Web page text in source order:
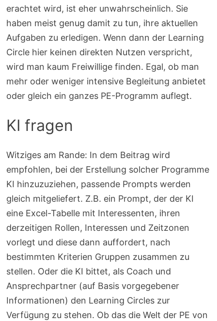
erachtet wird, ist eher unwahrscheinlich. Sie
haben meist genug damit zu tun, ihre aktuellen
Aufgaben zu erledigen. Wenn dann der Learning
Circle hier keinen direkten Nutzen verspricht,
wird man kaum Freiwillige finden. Egal, ob man
mehr oder weniger intensive Begleitung anbietet
oder gleich ein ganzes PE-Programm auflegt.
KI fragen
Witziges am Rande: In dem Beitrag wird
empfohlen, bei der Erstellung solcher Programme
KI hinzuzuziehen, passende Prompts werden
gleich mitgeliefert. Z.B. ein Prompt, der der KI
eine Excel-Tabelle mit Interessenten, ihren
derzeitigen Rollen, Interessen und Zeitzonen
vorlegt und diese dann auffordert, nach
bestimmten Kriterien Gruppen zusammen zu
stellen. Oder die KI bittet, als Coach und
Ansprechpartner (auf Basis vorgegebener
Informationen) den Learning Circles zur
Verfügung zu stehen. Ob das die Welt der PE von